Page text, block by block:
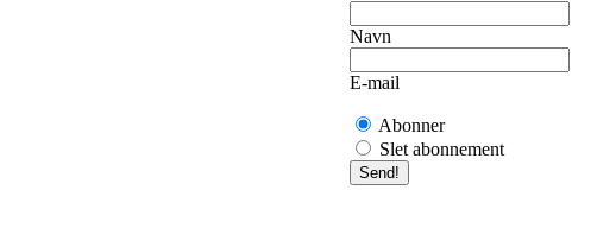
Navn
E-mail
Abonner
Slet abonnement